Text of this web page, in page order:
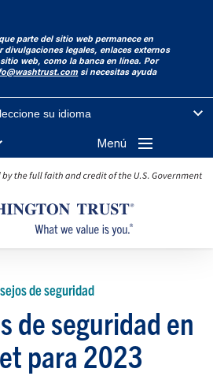
parte del sitio web permanece en
divulgaciones legales, enlaces externos
web, como la banca en línea. Por
si necesitas ayuda
su idioma
Menú
de seguridad
de seguridad en
para 2023